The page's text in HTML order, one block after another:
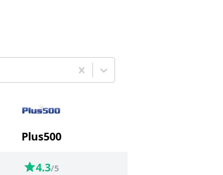
broker para comparar
Plus500
4.3/5